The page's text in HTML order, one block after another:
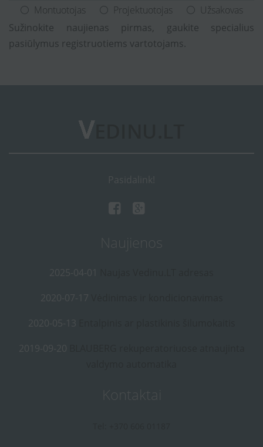
Montuotojas Projektuotojas
Užsakovas
Sužinokite naujienas pirmas, gaukite specialius
pasiūlymus registruotiems vartotojams.
Pasidalink!
Naujienos
2025-04-01
2020-07-17
2020-05-13
2019-09-20
Kontaktai